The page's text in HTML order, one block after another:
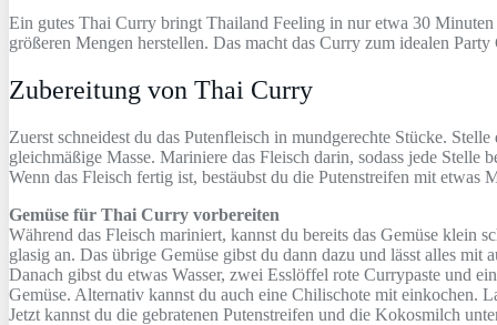
Ein gutes Thai Curry bringt Thailand Feeling in nur etwa 30
größeren Mengen herstellen. Das macht das Curry zum idealen
Zubereitung von Thai Curry
Zuerst schneidest du das Putenfleisch in mundgerechte Stücke.
gleichmäßige Masse. Mariniere das Fleisch darin, sodass jede Stelle
Wenn das Fleisch fertig ist, bestäubst du die Putenstreifen mit etwas
Gemüse für Thai Curry vorbereiten
Während das Fleisch mariniert, kannst du bereits das Gemüse klein
glasig an. Das übrige Gemüse gibst du dann dazu und lässt alles
Danach gibst du etwas Wasser, zwei Esslöffel rote Currypaste und
Gemüse. Alternativ kannst du auch eine Chilischote mit einkochen.
Jetzt kannst du die gebratenen Putenstreifen und die Kokosmilch